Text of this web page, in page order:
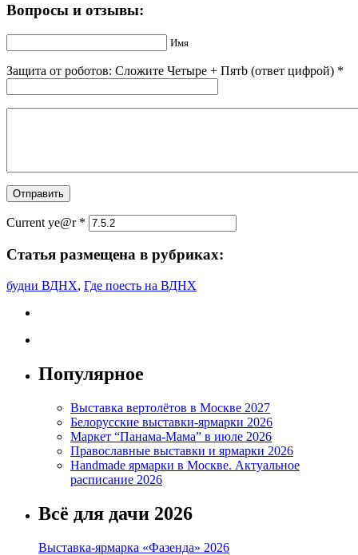
Вопросы и отзывы:
Имя
Защита от роботов: Сложите Чeтыpe + Пятb (ответ цифрой) *
Current ye@r *
Статья размещена в рубриках:
будни ВДНХ, Где поесть на ВДНХ
Популярное
Выставка вертолётов в Москве 2027
Белорусские выставки-ярмарки 2026
Маркет “Панама-Мама” в июле 2026
Православные выставки и ярмарки 2026
Handmade ярмарки в Москве. Актуальное
расписание 2026
Всё для дачи 2026
Выставка-ярмарка «Фазенда» 2026